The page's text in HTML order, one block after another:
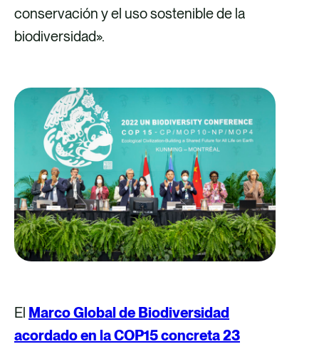
conservación y el uso sostenible de la
biodiversidad».
El Marco Global de Biodiversidad
acordado en la COP15 concreta 23